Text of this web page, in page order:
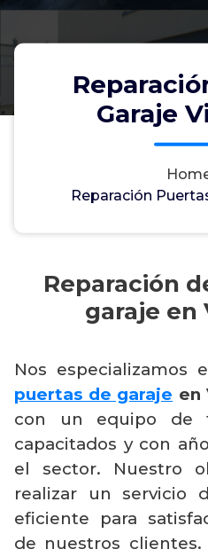
Garaje
Reparación
Reparación
garaje en
Nos especializamos
puertas de garaje en
con un equipo de
capacitados y con
el sector. Nuestro
realizar un servicio
eficiente para
de nuestros clientes.